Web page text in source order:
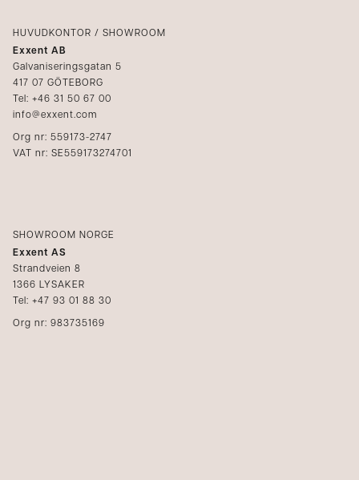
Kataloger
Mediabank
Bli återförsäljare
HUVUDKONTOR / SHOWROOM
Exxent AB
Galvaniseringsgatan 5
417 07 GÖTEBORG
Tel: +46 31 50 67 00
info@exxent.com
Org nr: 559173-2747
VAT nr: SE559173274701
SHOWROOM NORGE
Exxent AS
Strandveien 8
1366 LYSAKER
Tel: +47 93 01 88 30
Org nr: 983735169